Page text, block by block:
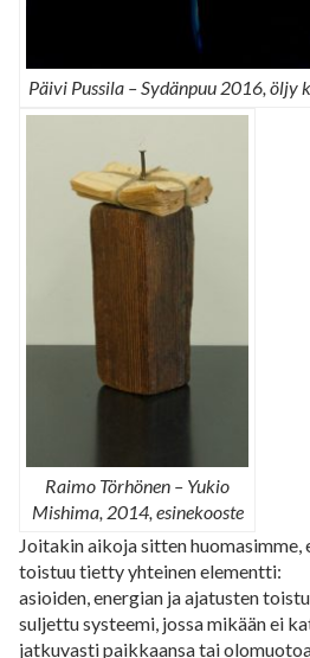
Päivi Pussila – Sydänpuu 2016, öljy
Raimo Törhönen – Yukio
Mishima, 2014, esinekooste
Joitakin aikoja sitten
toistuu tietty yhteinen elementti:
asioiden, energian ja ajatusten
suljettu systeemi, jossa mikään ei
jatkuvasti paikkaansa tai